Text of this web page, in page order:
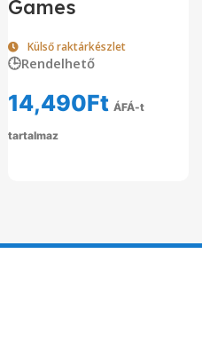
Games
Külső raktárkészlet
🕒Rendelhető
14,490Ft ÁFÁ-t
tartalmaz